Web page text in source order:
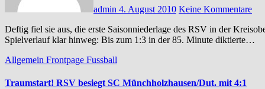
admin 4. August 2010 Keine Kommentare
Deftig fiel sie aus, die erste Saisonniederlage des RSV in der Kreisoberliga. Allerdings täuscht das Ergebnis über den eigentlichen
Spielverlauf klar hinweg: Bis zum 1:3 in der 85. Minute diktierte…
Allgemein Frontpage Fussball
Traumstart! RSV besiegt SC Münchholzhausen/Dut. mit 4:1